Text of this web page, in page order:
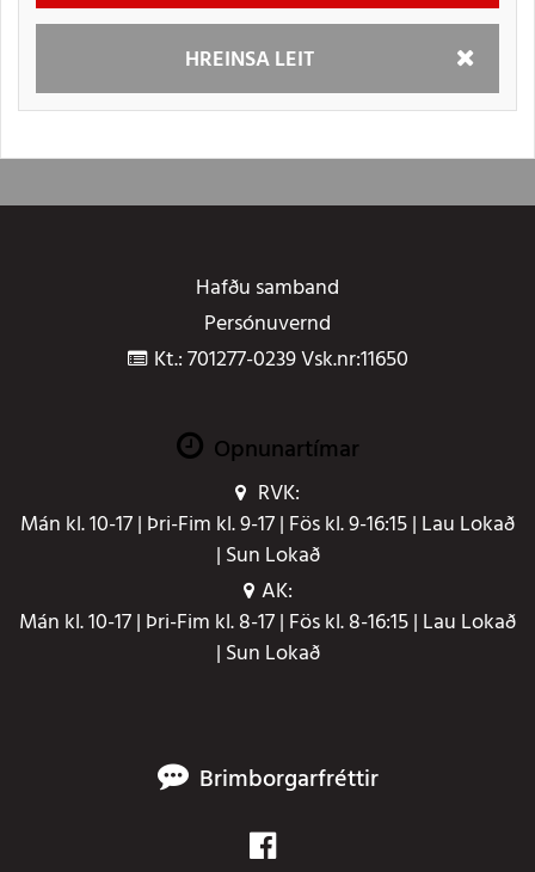
HREINSA LEIT
Hefja
Hafðu samband
Persónuvernd
Kt.: 701277-0239 Vsk.nr:11650
Opnunartímar
RVK:
Mán kl. 10-17 | Þri-Fim kl. 9-17 | Fös kl. 9-16:15 | Lau Lokað
| Sun Lokað
AK:
Mán kl. 10-17 | Þri-Fim kl. 8-17 | Fös kl. 8-16:15 | Lau Lokað
| Sun Lokað
Brimborgarfréttir